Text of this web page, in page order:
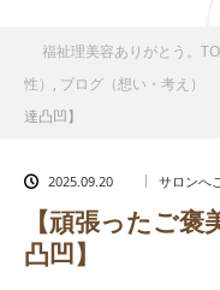
福祉理美容ありがとう。
性） , ブログ（想い・考え）
達凸凹】
2025.09.20 サロンへ
【頑張ったご褒
凸凹】